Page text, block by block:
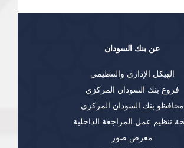
عن بنك السودان
الهيكل الإداري والتنظيمي
فروع بنك السودان المركزي
محافظو بنك السودان المركزي
تنظيم عمل المراجعة الداخلية
معرض صور